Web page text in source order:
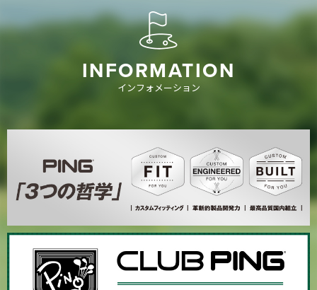
INFORMATION
インフォメーション